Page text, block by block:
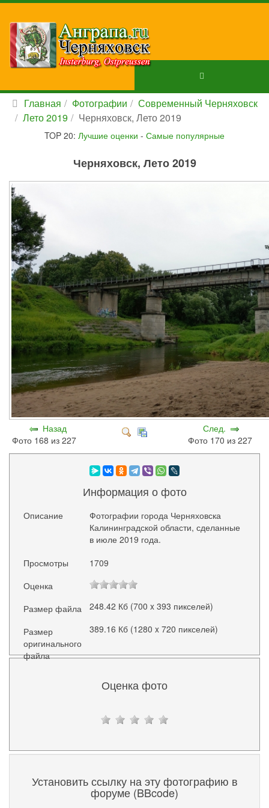
Главная Фотографии
Современный Черняховск
Лето 2019
Черняховск, Лето 2019
TOP 20: Лучшие оценки - Самые популярные
Черняховск, Лето 2019
Назад
Фото 168 из 227
След.
Фото 170 из 227
Информация о фото
Описание
Фотографии города Черняховска
Калининградской области, сделанные
в июле 2019 года.
Просмотры
1709
Оценка
Размер файла
248.42 Кб (700 x 393 пикселей)
Размер
оригинального
файла
389.16 Кб (1280 x 720 пикселей)
Оценка фото
Установить ссылку на эту фотографию в
форуме (BBcode)